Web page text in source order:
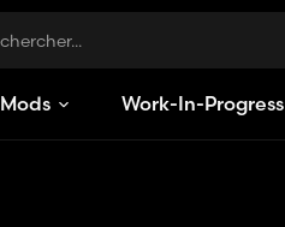
Mods Work-In-Progress